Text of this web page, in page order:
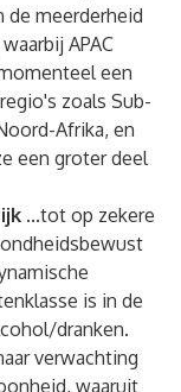
de meerderheid
APAC
een
zoals Sub-
Afrika, en
een groter deel
...tot op zekere
is in de
dranken.
verwachting
waaruit